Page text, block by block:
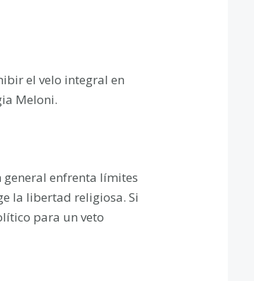
el velo integral en
Meloni.
enfrenta límites
la libertad religiosa. Si
para un veto